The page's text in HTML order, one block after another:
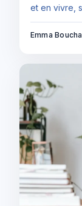
et en vivre,
Emma